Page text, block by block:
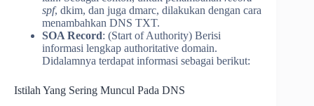
spf, dkim, dan juga dmarc, dilakukan dengan cara
menambahkan DNS TXT.
SOA Record: (Start of Authority) Berisi
informasi lengkap authoritative domain.
Didalamnya terdapat informasi sebagai berikut:
Istilah Yang Sering Muncul Pada DNS